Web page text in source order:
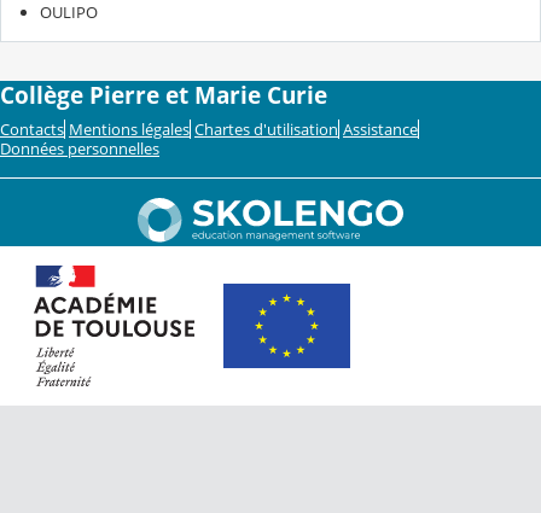
OULIPO
Collège Pierre et Marie Curie
Contacts Mentions légales Chartes d'utilisation Assistance
Données personnelles